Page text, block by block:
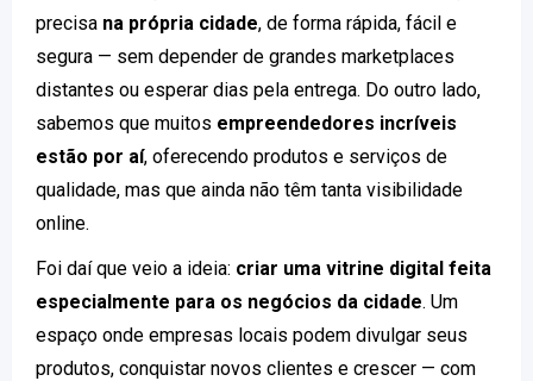
precisa na própria cidade, de forma rápida, fácil e
segura — sem depender de grandes marketplaces
distantes ou esperar dias pela entrega. Do outro lado,
sabemos que muitos empreendedores incríveis
estão por aí, oferecendo produtos e serviços de
qualidade, mas que ainda não têm tanta visibilidade
online.
Foi daí que veio a ideia: criar uma vitrine digital feita
especialmente para os negócios da cidade. Um
espaço onde empresas locais podem divulgar seus
produtos, conquistar novos clientes e crescer — com